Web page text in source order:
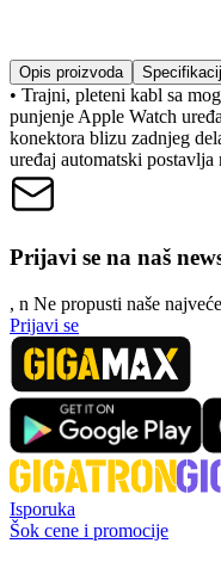
Opis proizvoda
• Trajni, pleteni kabl sa
punjenje Apple Watch
konektora blizu zadnjeg
uređaj automatski postavlja
Prijavi se na naš
, n Ne propusti naše
Prijavi se
Isporuka
Šok cene i promocije